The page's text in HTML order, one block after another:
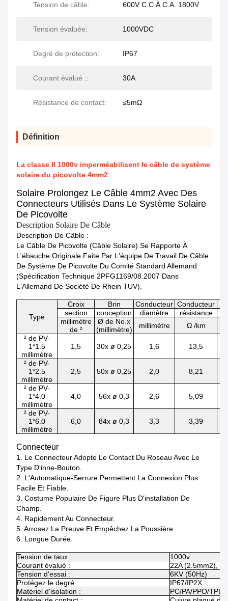
Tension de câble: 600V C.C À C.A. 1800V
Tension évaluée: 1000VDC
Degré de protection: IP67
Courant évalué :: 30A
Résistance de contact: ≤5mΩ
Définition
La classe II 1000v imperméabilisent le câble de système
solaire du picovolte 4mm2
Solaire Prolongez Le Câble 4mm2 Avec Des
Connecteurs Utilisés Dans Le Système Solaire
De Picovolte
Description Solaire De Câble
Description De Câble :
Le Câble De Picovolte (câble Solaire) Se Rapporte À
L'ébauche Originale Faite Par L'équipe De Travail De Câble
De Système De Picovolte Du Comité Standard Allemand
(spécification Technique 2PFG1169/08.2007 Dans
L'Allemand De Société De Rhein TUV).
Type
Croix Brin Conducteur Conducteur
section
conception diamètre résistance
millimètre
de ²
Ø de No.x
(millimètre)
millimètre Ω /km
² de PV-
1*1.5
millimètre
1,5 30x ø 0,25 1,6 13,5
² de PV-
1*2.5
millimètre
2,5 50x ø 0,25 2,0 8,21
² de PV-
1*4.0
millimètre
4,0 56x ø 0,3 2,6 5,09
² de PV-
1*6.0
millimètre
6,0 84x ø 0,3 3,3 3,39
Connecteur
1. Le Connecteur Adopte Le Contact Du Roseau Avec Le
Type D'inne-Bouton.
2. L'Automatique-Serrure Permettent La Connexion Plus
Facile Et Fiable.
3. Costume Populaire De Figure Plus D'installation De
Champ.
4. Rapidement Au Connecteur.
5. Arrosez La Preuve Et Empêchez La Poussière.
6. Longue Durée.
Tension de taux :
1000v
Courant évalué :
22A (2.5mm2),
Tension d'essai :
6KV (50Hz)
Protégez le degré :
IP67/IP2X
Matériel d'isolation :
PC/PA/PPO/TPE